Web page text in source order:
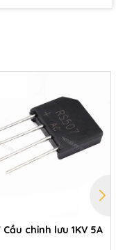
Cầu chỉnh lưu 1KV 5A